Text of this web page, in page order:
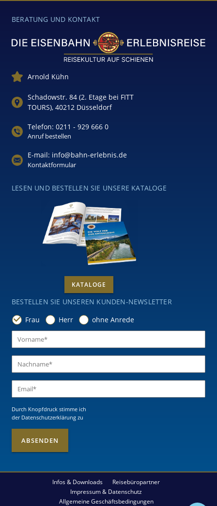
BERATUNG UND KONTAKT
Arnold Kühn
Schadowstr. 84 (2. Etage bei FITT
TOURS), 40212 Düsseldorf
Telefon: 0211 - 929 666 0
Anruf bestellen
E-mail: info@bahn-erlebnis.de
Kontaktformular
LESEN UND BESTELLEN SIE UNSERE KATALOGE
KATALOGE
BESTELLEN SIE UNSEREN KUNDEN-NEWSLETTER
Frau
Herr ohne Anrede
Durch Knopfdruck stimme ich
der Datenschutzerklärung zu
Infos & Downloads
Reisebüropartner
Impressum & Datenschutz
Allgemeine Geschäftsbedingungen